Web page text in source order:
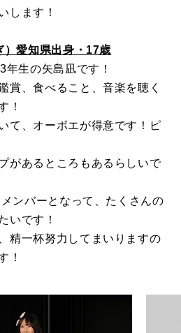
します！
愛知県出身・17歳
生の矢島凪です！
賞、食べること、音楽を聴く
！
て、オーボエが得意です！ピ
があるところもあるらしいで
ンバーとなって、たくさんの
いです！
精一杯努力してまいりますの
！